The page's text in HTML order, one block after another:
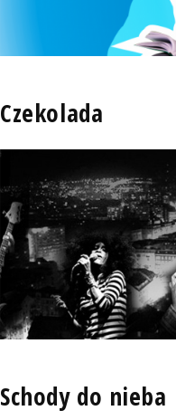
Czekolada
Schody do nieba